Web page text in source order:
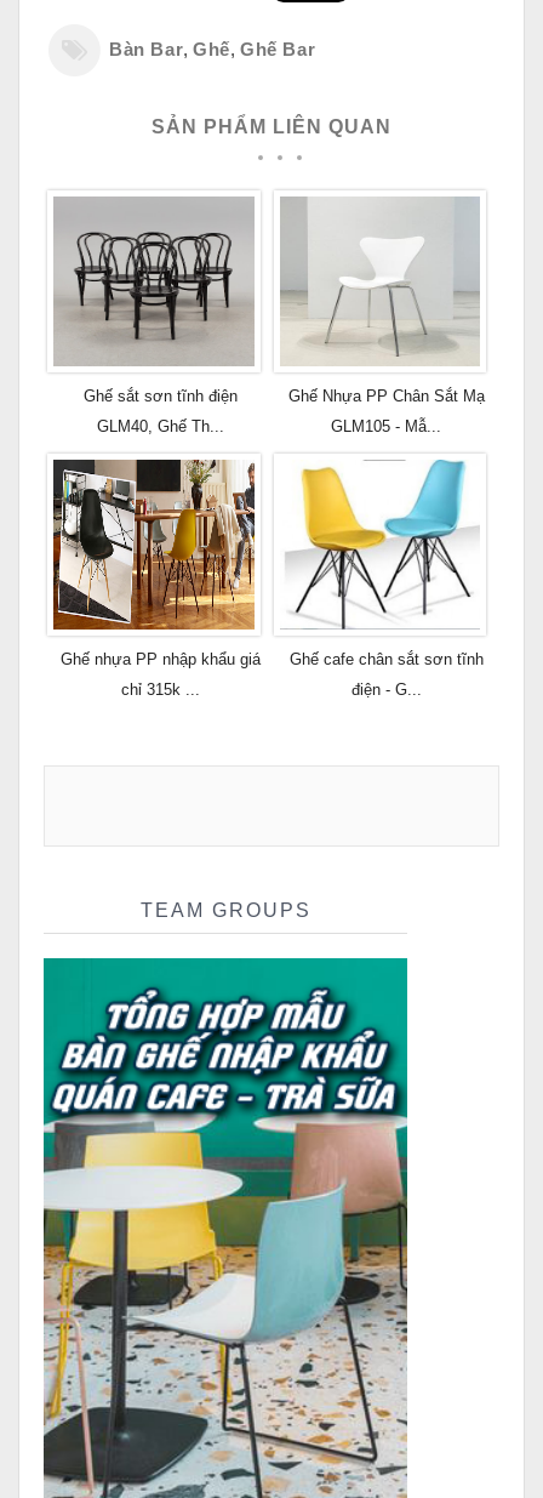
Bàn Bar,Ghế,Ghế Bar
SẢN PHẨM LIÊN QUAN
Ghế sắt sơn tĩnh điện
GLM40, Ghế Th...
Ghế Nhựa PP Chân Sắt Mạ
GLM105 - Mẫ...
Ghế nhựa PP nhập khẩu giá
chỉ 315k ...
Ghế cafe chân sắt sơn tĩnh
điện - G...
TEAM GROUPS